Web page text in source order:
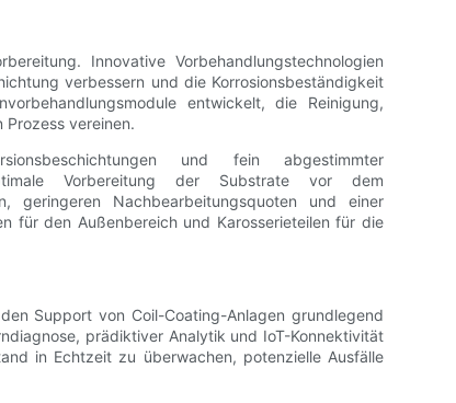
Innovative Vorbehandlungstechnologien
verbessern und die Korrosionsbeständigkeit
entwickelt, die Reinigung,
Prozess vereinen.
und fein abgestimmter
Vorbereitung der Substrate vor dem
geringeren Nachbearbeitungsquoten und einer
für den Außenbereich und Karosserieteilen für die
Support von Coil-Coating-Anlagen grundlegend
prädiktiver Analytik und IoT-Konnektivität
in Echtzeit zu überwachen, potenzielle Ausfälle